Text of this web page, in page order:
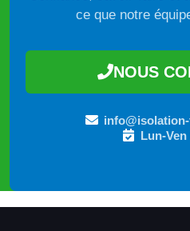
ce que notre
NOUS
Lun-Ven